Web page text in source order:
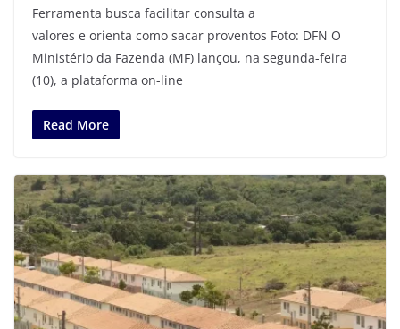
Ferramenta busca facilitar consulta a
valores e orienta como sacar proventos Foto: DFN O
Ministério da Fazenda (MF) lançou, na segunda-feira
(10), a plataforma on-line
Read More